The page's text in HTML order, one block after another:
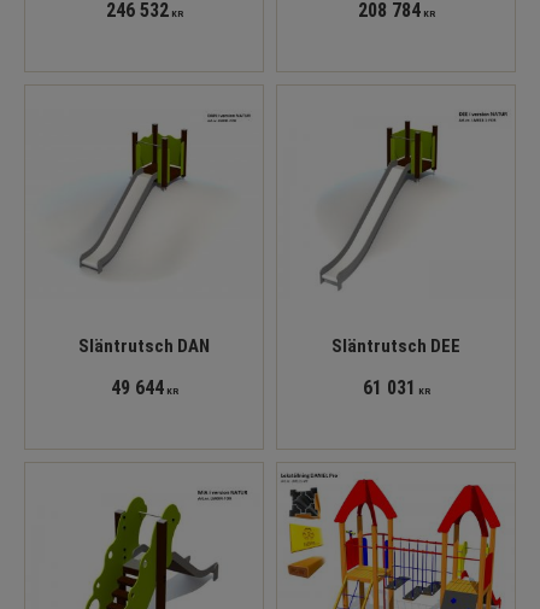
246 532KR 208 784KR
Släntrutsch DAN
49 644KR
Släntrutsch DEE
61 031 KR